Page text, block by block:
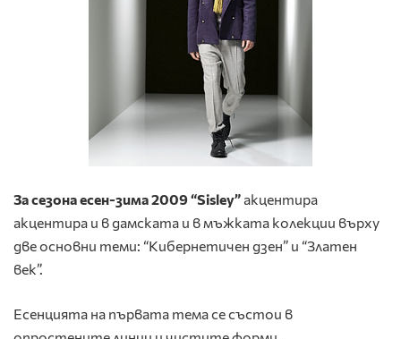
За сезона есен-зима 2009 “Sisley” акцентира
акцентира и в дамската и в мъжката колекции върху
две основни теми: “Кибернетичен дзен” и “Златен
век”.
Есенцията на първата тема се състои в